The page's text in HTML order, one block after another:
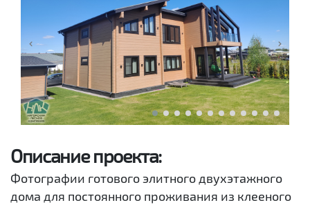
Описание проекта:
Фотографии готового элитного двухэтажного
дома для постоянного проживания из клееного